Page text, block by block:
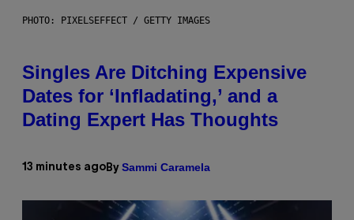
PHOTO: PIXELSEFFECT / GETTY IMAGES
Singles Are Ditching Expensive
Dates for ‘Infladating,’ and a
Dating Expert Has Thoughts
13 minutes ago By Sammi Caramela